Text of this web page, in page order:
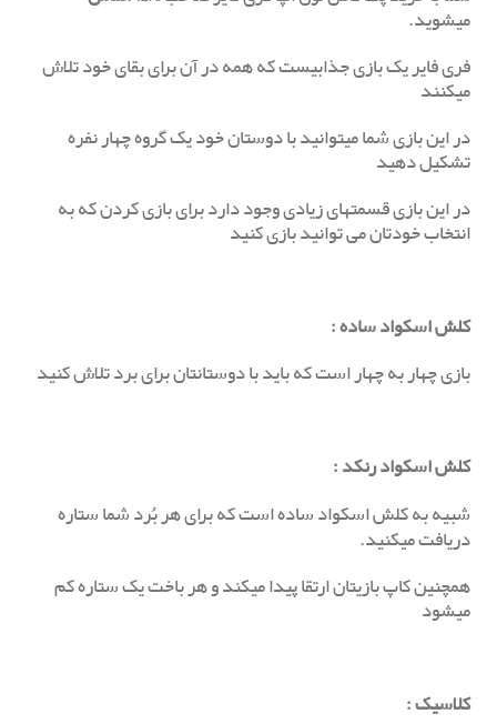
میشوید.
فری فایر یک بازی جذابیست که همه در آن برای بقای خود تلاش
میکنند
در این بازی شما میتوانید با دوستان خود یک گروه چهار نفره
تشکیل دهید
در این بازی قسمتهای زیادی وجود دارد برای بازی کردن که به
انتخاب خودتان می توانید بازی کنید
کلش اسکواد ساده:
بازی چهار به چهار است که باید با دوستانتان برای برد تلاش کنید
کلش اسکواد رنکد:
شبیه به کلش اسکواد ساده است که برای هر بُرد شما ستاره
دریافت میکنید.
همچنین کاپ بازیتان ارتقا پیدا میکند و هر باخت یک ستاره کم
میشود
کلاسیک: